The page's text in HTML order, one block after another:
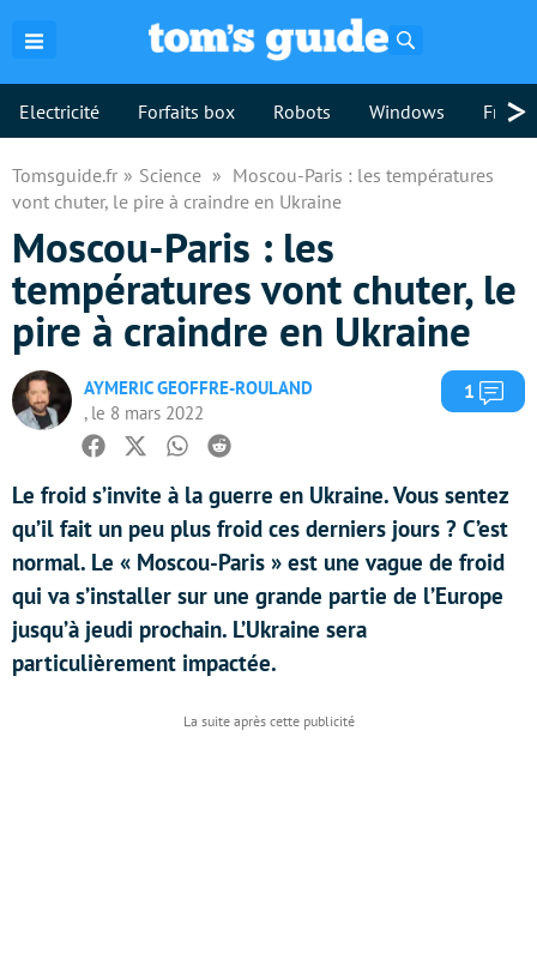
Electricité Forfaits box Robots Windows >
Tomsguide.fr Science
Moscou-Paris : les températures
vont chuter, le pire à craindre en Ukraine
Moscou-Paris : les
températures vont chuter, le
pire à craindre en Ukraine
AYMERIC GEOFFRE-ROULAND
, le 8 mars 2022
1
Facebook
TwitterWhatsapp
Reddit
Le froid s’invite à la guerre en Ukraine. Vous sentez
qu’il fait un peu plus froid ces derniers jours ? C’est
normal. Le « Moscou-Paris » est une vague de froid
qui va s’installer sur une grande partie de l’Europe
jusqu’à jeudi prochain. L’Ukraine sera
particulièrement impactée.